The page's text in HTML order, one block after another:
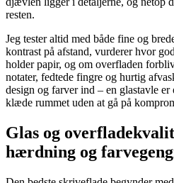
resten.
Jeg tester altid med både fine og
kontrast på afstand, vurderer hvor
holder papir, og om overfladen
notater, fedtede fingre og hurtig
design og farver ind – en glastavle er
klæde rummet uden at gå på
Glas og
hærdning og